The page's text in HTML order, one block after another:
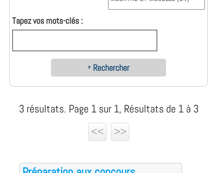
Tapez vos mots-clés :
Rechercher
3 résultats. Page 1 sur 1, Résultats de 1 à 3
<<
>>